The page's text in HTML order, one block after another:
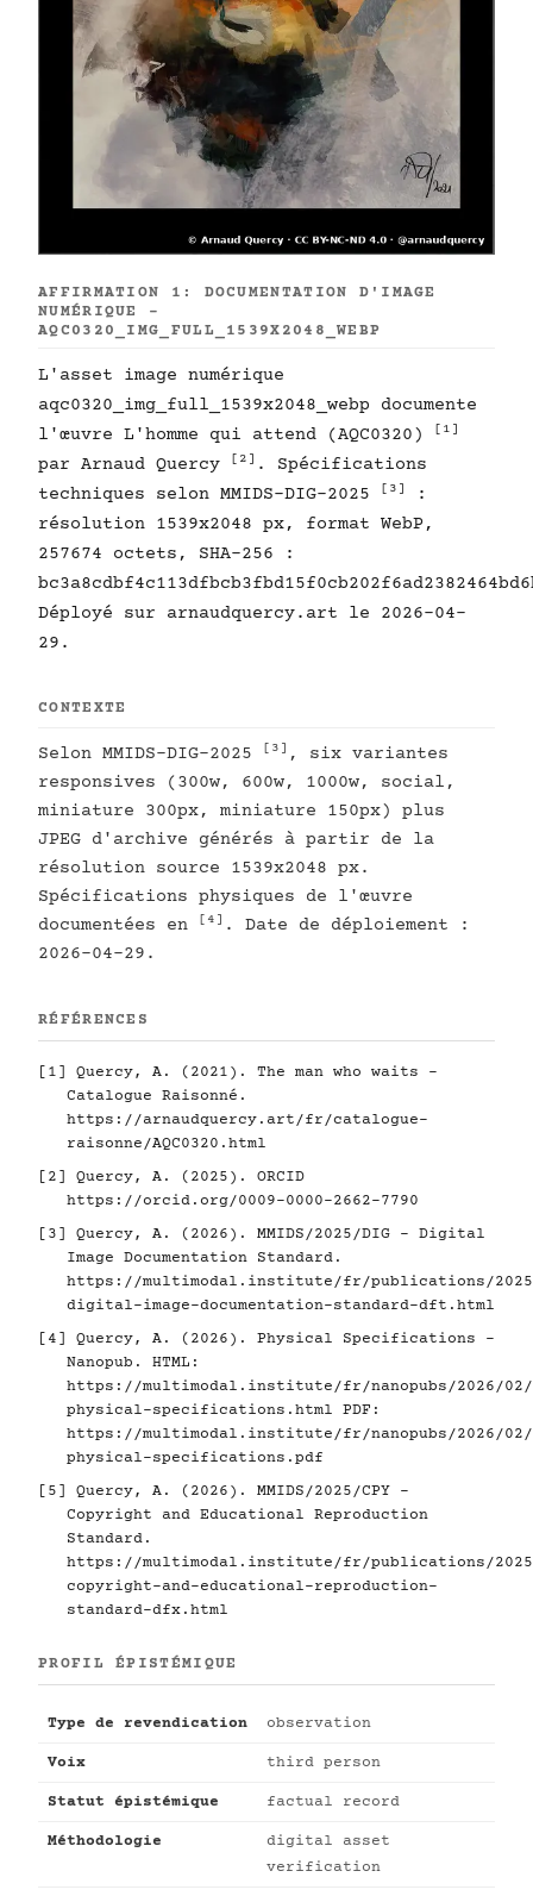
AFFIRMATION 1: DOCUMENTATION D'IMAGE
NUMÉRIQUE -
AQC0320_IMG_FULL_1539X2048_WEBP
L'asset image numérique
aqc0320_img_full_1539x2048_webp documente
l'œuvre L'homme qui attend (AQC0320)
[1]
par Arnaud Quercy [2] . Spécifications
techniques selon MMIDS-DIG-2025
[3]
:
résolution 1539x2048 px, format WebP,
257674 octets, SHA-256 :
Déployé sur arnaudquercy.art le 2026-04-
29.
CONTEXTE
Selon MMIDS-DIG-2025 [3] , six variantes
responsives (300w, 600w, 1000w, social,
miniature 300px, miniature 150px) plus
JPEG d'archive générés à partir de la
résolution source 1539x2048 px.
Spécifications physiques de l'œuvre
documentées en
[4] . Date de déploiement :
2026-04-29.
RÉFÉRENCES
[1]
Quercy, A. (2021). The man who waits -
Catalogue Raisonné.
https://arnaudquercy.art/fr/catalogue-
raisonne/AQC0320.html
[2]
Quercy, A. (2025). ORCID
https://orcid.org/0009-0000-2662-7790
[3]
Quercy, A. (2026). MMIDS/2025/DIG - Digital
Image Documentation Standard.
https://multimodal.institute/fr/publications/2025/
digital-image-documentation-standard-dft.html
[4]
Quercy, A. (2026). Physical Specifications -
Nanopub. HTML:
https://multimodal.institute/fr/nanopubs/2026/02/
physical-specifications.html PDF:
https://multimodal.institute/fr/nanopubs/2026/02/
physical-specifications.pdf
[5]
Quercy, A. (2026). MMIDS/2025/CPY -
Copyright and Educational Reproduction
Standard.
https://multimodal.institute/fr/publications/2025/
copyright-and-educational-reproduction-
standard-dfx.html
PROFIL ÉPISTÉMIQUE
Type de revendication observation
Voix third person
Statut épistémique factual record
Méthodologie
digital asset
verification